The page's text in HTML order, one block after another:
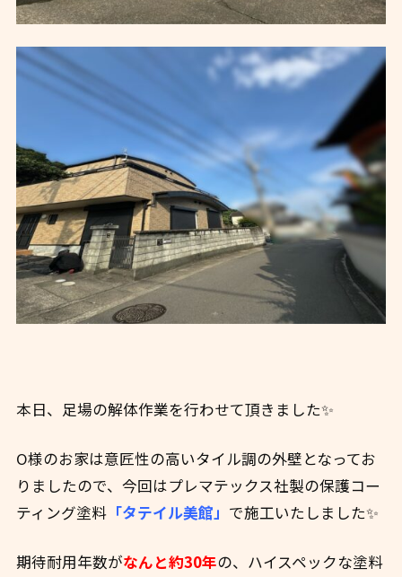
本日、足場の解体作業を行わせて頂きました✨
O様のお家は意匠性の高いタイル調の外壁となってお
りましたので、今回はプレマテックス社製の保護コー
ティング塗料「タテイル美館」 で施工いたしました✨
期待耐用年数がなんと約30年の、ハイスペックな塗料